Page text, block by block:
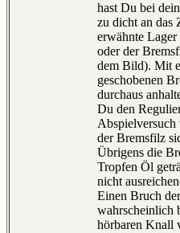
hast Du bei
zu dicht an das
erwähnte
oder der
dem Bild). Mit
geschobenen
durchaus
Du den
Abspielversuch
der Bremsfilz
Übrigens die
Tropfen Öl
nicht
Einen Bruch
wahrscheinlich
hörbaren Knall